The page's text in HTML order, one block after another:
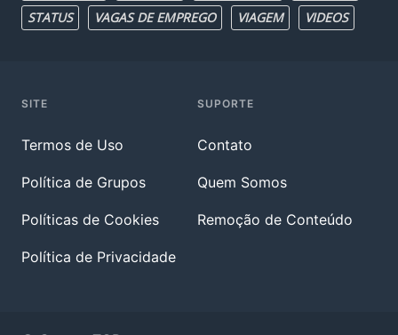
STATUS
VAGAS DE EMPREGO VIAGEM VIDEOS
SITE
Termos de Uso
Política de Grupos
Políticas de Cookies
Política de Privacidade
SUPORTE
Contato
Quem Somos
Remoção de Conteúdo